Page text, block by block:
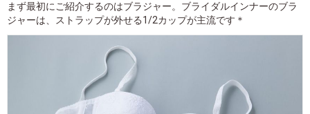
まず最初にご紹介するのはブラジャー。ブライダルインナーのブラ
ジャーは、ストラップが外せる1/2カップが主流です＊